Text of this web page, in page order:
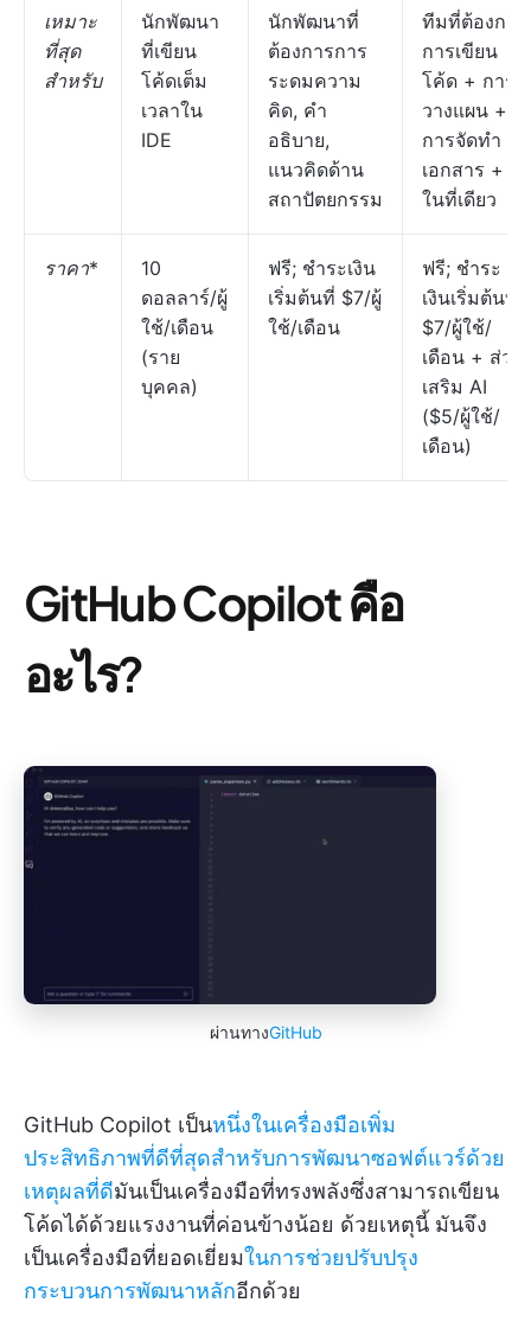
เหมาะ
ที่สุด
สำหรับ
นักพัฒนา
ที่เขียน
โค้ดเต็ม
เวลาใน
IDE
นักพัฒนาที่
ต้องการการ
ระดมความ
คิด, คำ
อธิบาย,
แนวคิดด้าน
สถาปัตยกรรม
ทีมที่ต้องการ
การเขียน
โค้ด + การ
วางแผน +
การจัดทำ
เอกสาร + AI
ในที่เดียว
ราคา*
10
ดอลลาร์/ผู้
ใช้/เดือน
(ราย
บุคคล)
ฟรี; ชำระเงิน
เริ่มต้นที่ $7/ผู้
ใช้/เดือน
ฟรี; ชำระ
เงินเริ่มต้นที่
$7/ผู้ใช้/
เดือน + ส่วน
เสริม AI
($5/ผู้ใช้/
เดือน)
GitHub Copilot คือ
อะไร?
ผ่านทางGitHub
GitHub Copilot เป็นหนึ่งในเครื่องมือเพิ่ม
ประสิทธิภาพที่ดีที่สุดสำหรับการพัฒนาซอฟต์แวร์ด้วย
เหตุผลที่ดีมันเป็นเครื่องมือที่ทรงพลังซึ่งสามารถเขียน
โค้ดได้ด้วยแรงงานที่ค่อนข้างน้อย ด้วยเหตุนี้ มันจึง
เป็นเครื่องมือที่ยอดเยี่ยมในการช่วยปรับปรุง
กระบวนการพัฒนาหลักอีกด้วย